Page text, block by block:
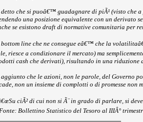
detto che si puoâ€™ guadagnare di piÃ¹ (visto
una posizione equivalente con un derivato
se esistono draft di normative comunitaria per
line che ne consegue eâ€™ che la
riesce a condizionare il mercato) ma
cash che derivati), risultando in una riduzione
aggiunto che le azioni, non le parole, del Governo
non un insieme di complotti o di promesse non
ciÃ² di cui non si Ã¨ in grado di parlare, si deve
Bollettino Statistico del Tesoro al IIIÂ°